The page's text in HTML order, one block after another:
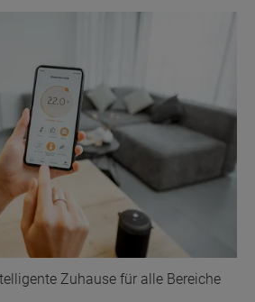
Zuhause für alle Bereiche